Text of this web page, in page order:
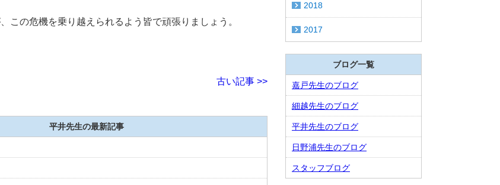
この危機を乗り越えられるよう皆で頑張りましょう。
古い記事 >>
平井先生の最新記事
2018
2017
ブログ一覧
嘉戸先生のブログ
細越先生のブログ
平井先生のブログ
日野浦先生のブログ
スタッフブログ